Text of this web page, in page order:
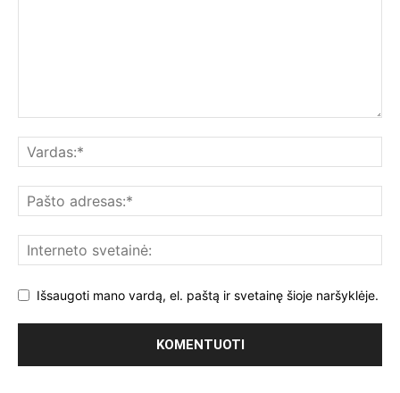
Išsaugoti mano vardą, el. paštą ir svetainę šioje naršyklėje.